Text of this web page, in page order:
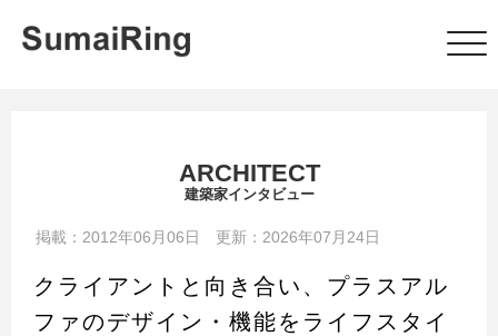
ARCHITECT
建築家インタビュー
掲載：2012年06月06日 更新：2026年07月24日
クライアントと向き合い、プラスアル
ファのデザイン・機能をライフスタイ